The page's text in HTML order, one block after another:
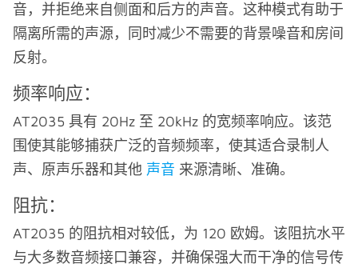
音，并拒绝来自侧面和后方的声音。这种模式有助于
隔离所需的声源，同时减少不需要的背景噪音和房间
反射。
频率响应：
AT2035 具有 20Hz 至 20kHz 的宽频率响应。该范
围使其能够捕获广泛的音频频率，使其适合录制人
声、原声乐器和其他 声音 来源清晰、准确。
阻抗：
AT2035 的阻抗相对较低，为 120 欧姆。该阻抗水平
与大多数音频接口兼容，并确保强大而干净的信号传